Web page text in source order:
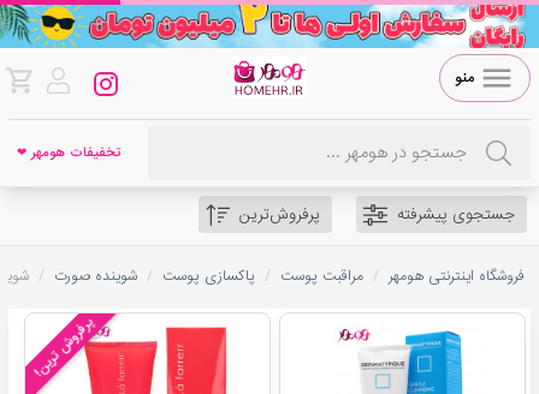
منو
تخفیفات هومهر ❤
جستجوی پیشرفته پرفروش‌ترین
فروشگاه اینترنتی هومهر / مراقبت پوست / پاکسازی پوست / شوینده صورت /
پرفروش ترین!